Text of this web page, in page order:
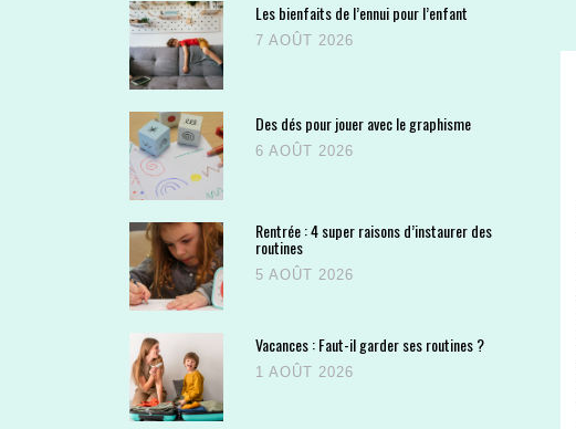
Les bienfaits de l’ennui pour l’enfant
7 AOÛT 2026
Des dés pour jouer avec le graphisme
6 AOÛT 2026
Rentrée : 4 super raisons d’instaurer des
routines
5 AOÛT 2026
Vacances : Faut-il garder ses routines ?
1 AOÛT 2026